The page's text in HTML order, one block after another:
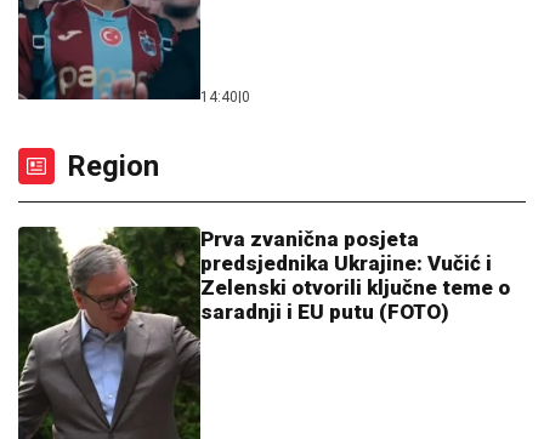
14:40 0
Region
Prva zvanična posjeta
predsjednika Ukrajine: Vučić i
Zelenski otvorili ključne teme o
saradnji i EU putu (FOTO)